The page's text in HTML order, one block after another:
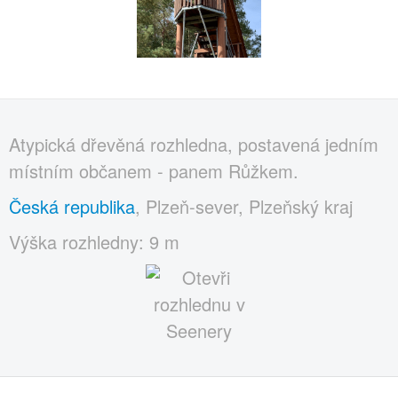
Atypická dřevěná rozhledna, postavená jedním
místním občanem - panem Růžkem.
Česká republika, Plzeň-sever, Plzeňský kraj
Výška rozhledny: 9 m